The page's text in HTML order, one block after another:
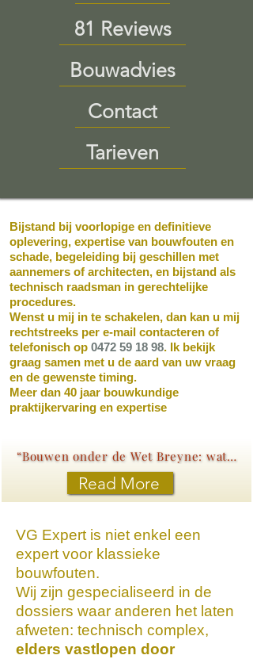
81 Reviews
Bouwadvies
Contact
Tarieven
Bijstand bij voorlopige en definitieve
oplevering, expertise van bouwfouten en
schade, begeleiding bij geschillen met
aannemers of architecten, en bijstand als
technisch raadsman in gerechtelijke
procedures.
Wenst u mij in te schakelen, dan kan u mij
rechtstreeks per e-mail contacteren of
telefonisch op 0472 59 18 98. Ik bekijk
graag samen met u de aard van uw vraag
en de gewenste timing.
Meer dan 40 jaar bouwkundige
praktijkervaring en expertise
“Bouwen onder de Wet Breyne: wat elke koper moet weten”
Read More
VG Expert is niet enkel een
expert voor klassieke
bouwfouten.
Wij zijn gespecialiseerd in de
dossiers waar anderen het laten
afweten: technisch complex,
elders vastlopen door